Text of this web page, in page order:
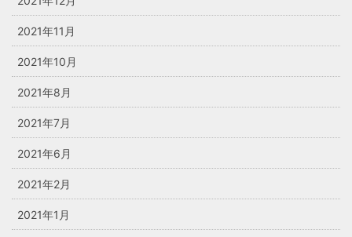
2021年11月
2021年10月
2021年8月
2021年7月
2021年6月
2021年2月
2021年1月